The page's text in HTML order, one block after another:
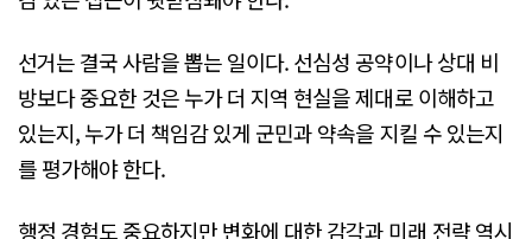
선거는 결국 사람을 뽑는 일이다. 선심성 공약이나 상대 비
방보다 중요한 것은 누가 더 지역 현실을 제대로 이해하고
있는지, 누가 더 책임감 있게 군민과 약속을 지킬 수 있는지
를 평가해야 한다.
행정 경험도 중요하지만 변화에 대한 감각과 미래 전략 역시